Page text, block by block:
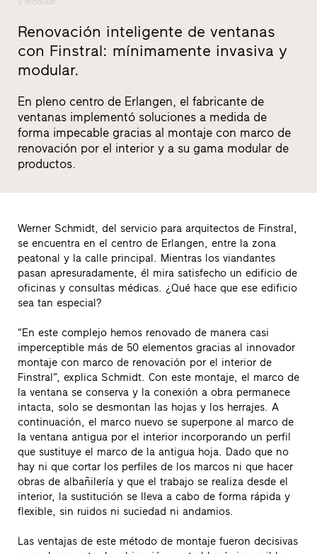
Renovación inteligente de ventanas
con Finstral: mínimamente invasiva y
modular.
En pleno centro de Erlangen, el fabricante de
ventanas implementó soluciones a medida de
forma impecable gracias al montaje con marco de
renovación por el interior y a su gama modular de
productos.
Werner Schmidt, del servicio para arquitectos de Finstral,
se encuentra en el centro de Erlangen, entre la zona
peatonal y la calle principal. Mientras los viandantes
pasan apresuradamente, él mira satisfecho un edificio de
oficinas y consultas médicas. ¿Qué hace que ese edificio
sea tan especial?
“En este complejo hemos renovado de manera casi
imperceptible más de 50 elementos gracias al innovador
montaje con marco de renovación por el interior de
Finstral”, explica Schmidt. Con este montaje, el marco de
la ventana se conserva y la conexión a obra permanece
intacta, solo se desmontan las hojas y los herrajes. A
continuación, el marco nuevo se superpone al marco de
la ventana antigua por el interior incorporando un perfil
que sustituye el marco de la antigua hoja. Dado que no
hay ni que cortar los perfiles de los marcos ni que hacer
obras de albañilería y que el trabajo se realiza desde el
interior, la sustitución se lleva a cabo de forma rápida y
flexible, sin ruidos ni suciedad ni andamios.
Las ventajas de este método de montaje fueron decisivas